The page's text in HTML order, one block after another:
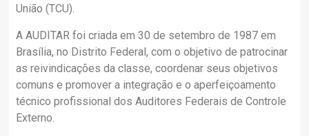
União (TCU).
A AUDITAR foi criada em 30 de setembro de 1987 em
Brasília, no Distrito Federal, com o objetivo de patrocinar
as reivindicações da classe, coordenar seus objetivos
comuns e promover a integração e o aperfeiçoamento
técnico profissional dos Auditores Federais de Controle
Externo.